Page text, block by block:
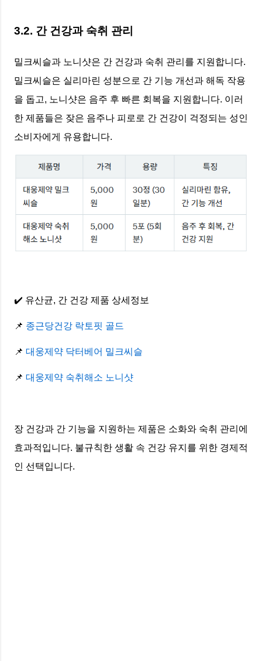
3.2. 간 건강과 숙취 관리
밀크씨슬과 노니샷은 간 건강과 숙취 관리를 지원합니다.
밀크씨슬은 실리마린 성분으로 간 기능 개선과 해독 작용
을 돕고, 노니샷은 음주 후 빠른 회복을 지원합니다. 이러
한 제품들은 잦은 음주나 피로로 간 건강이 걱정되는 성인
소비자에게 유용합니다.
✔️ 유산균, 간 건강 제품 상세정보
📌 종근당건강 락토핏 골드
📌 대웅제약 닥터베어 밀크씨슬
📌 대웅제약 숙취해소 노니샷
장 건강과 간 기능을 지원하는 제품은 소화와 숙취 관리에
효과적입니다. 불규칙한 생활 속 건강 유지를 위한 경제적
인 선택입니다.